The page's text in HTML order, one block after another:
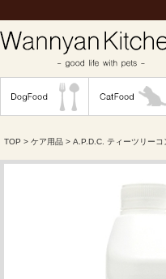
TOP > ケア用品 > A.P.D.C. ティーツリーコ